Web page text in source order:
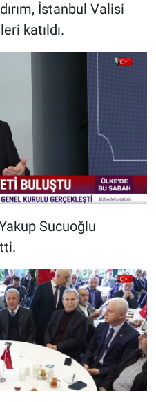
İstanbul Valisi
katıldı.
Sucuoğlu